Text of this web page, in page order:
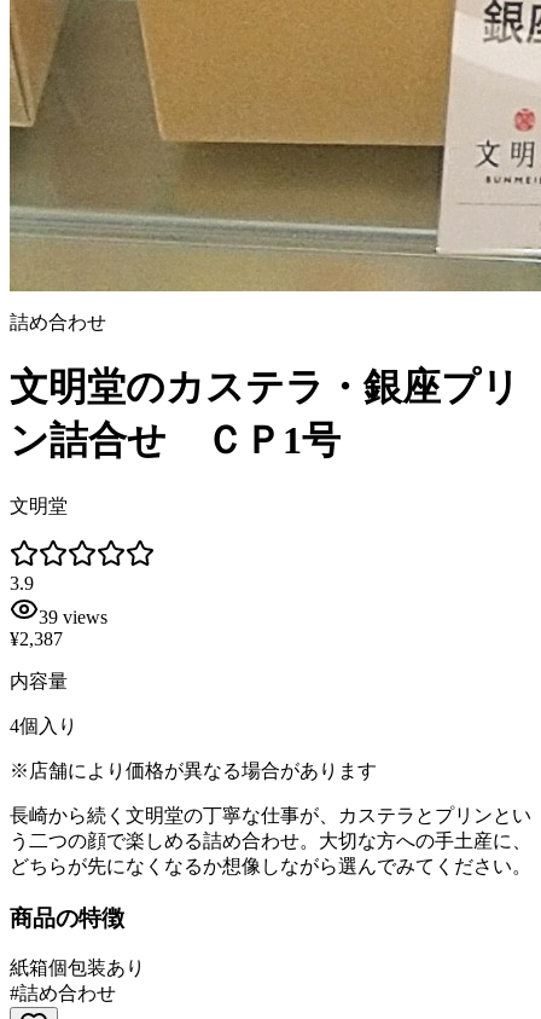
詰め合わせ
文明堂のカステラ・銀座プリ
ン詰合せ ＣＰ1号
文明堂
3.9
39 views
¥2,387
内容量
4個入り
※店舗により価格が異なる場合があります
長崎から続く文明堂の丁寧な仕事が、カステラとプリンとい
う二つの顔で楽しめる詰め合わせ。大切な方への手土産に、
どちらが先になくなるか想像しながら選んでみてください。
商品の特徴
紙箱個包装あり
#詰め合わせ